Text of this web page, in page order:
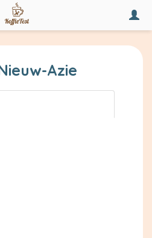
Azie